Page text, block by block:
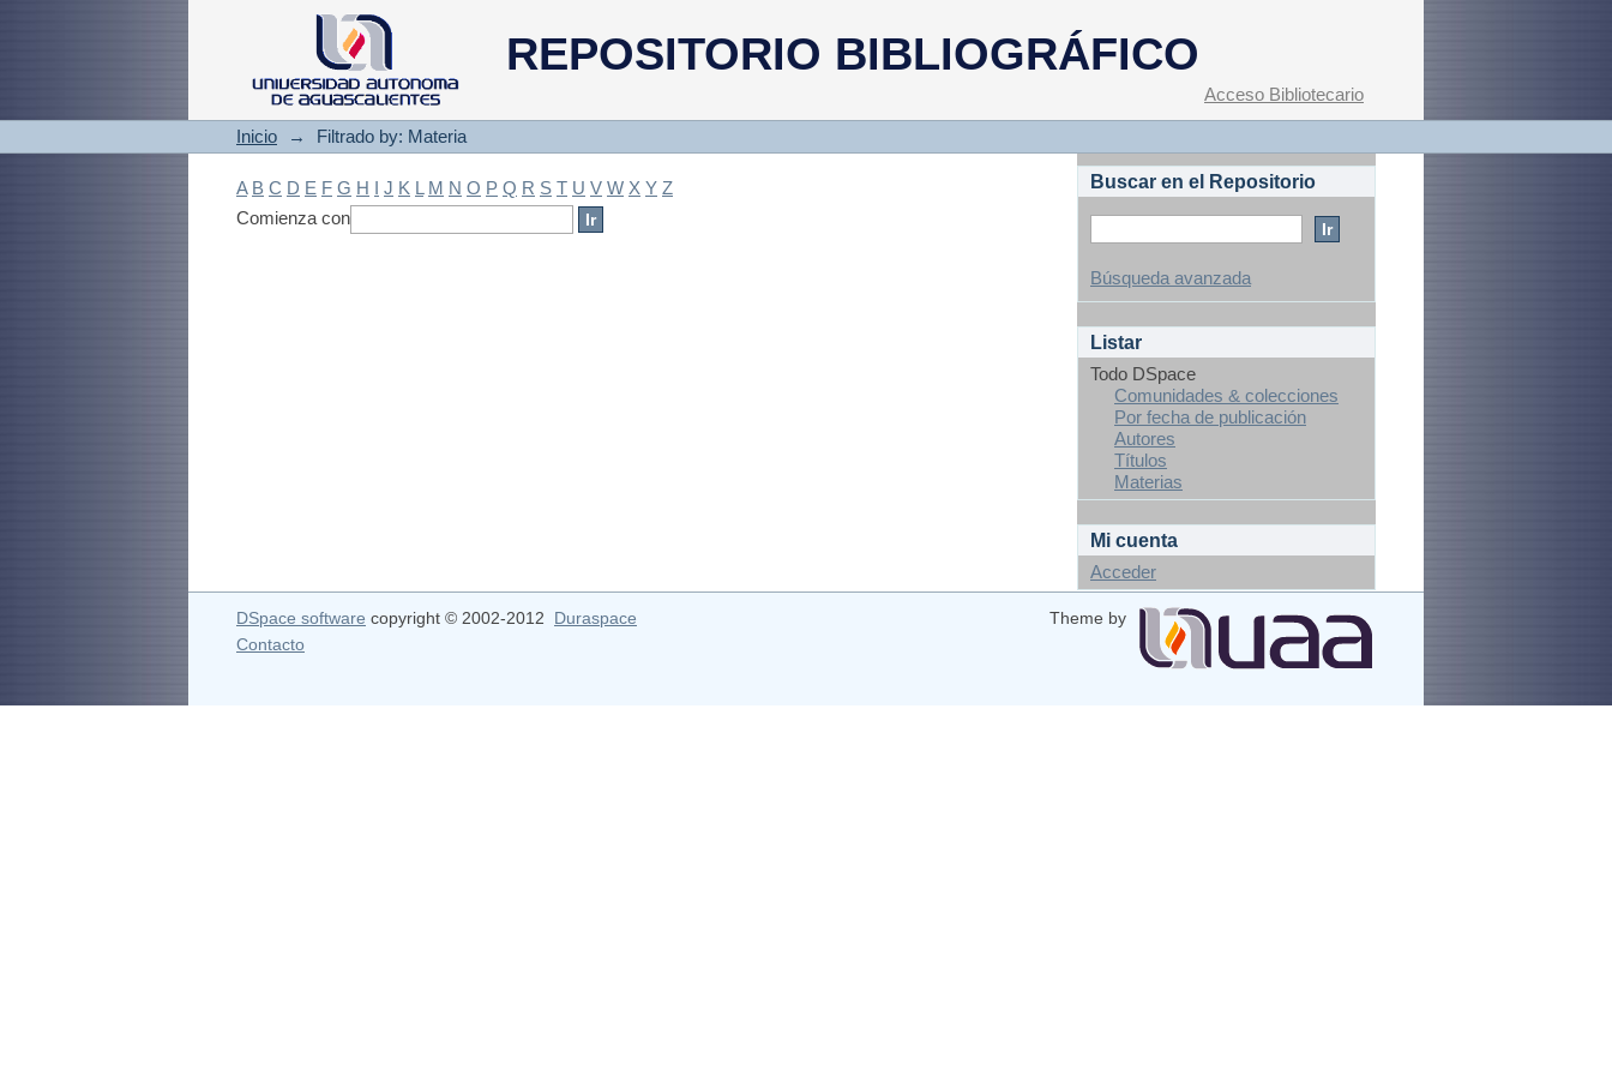
REPOSITORIO BIBLIOGRÁFICO
Filtrado by: Materia
Acceso Bibliotecario
Inicio → Filtrado by: Materia
A B C D E F G H I J K L M N O P Q R S T U V W X Y Z
Comienza con
Buscar en el Repositorio
Búsqueda avanzada
Listar
Todo DSpace
Comunidades & colecciones
Por fecha de publicación
Autores
Títulos
Materias
Mi cuenta
Acceder
DSpace software copyright © 2002-2012 Duraspace
Theme by
Contacto